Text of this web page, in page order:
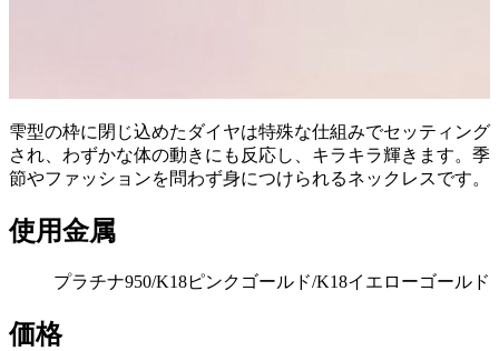
雫型の枠に閉じ込めたダイヤは特殊な仕組みでセッティング
され、わずかな体の動きにも反応し、キラキラ輝きます。季
節やファッションを問わず身につけられるネックレスです。
使用金属
プラチナ950/K18ピンクゴールド/K18イエローゴールド
価格